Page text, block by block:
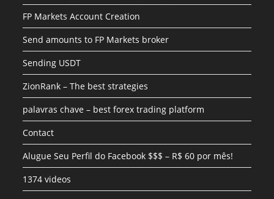
FP Markets Account Creation
Send amounts to FP Markets broker
Sending USDT
ZionRank – The best strategies
palavras chave – best forex trading platform
Contact
Alugue Seu Perfil do Facebook $$$ – R$ 60 por mês!
1374 videos